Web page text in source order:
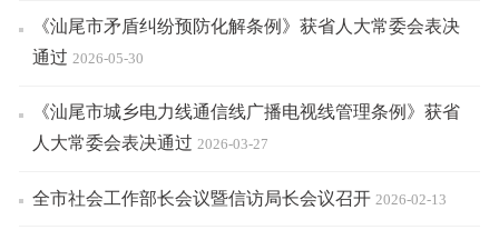
《汕尾市矛盾纠纷预防化解条例》获省人大常委会表决
通过 2026-05-30
《汕尾市城乡电力线通信线广播电视线管理条例》获省
人大常委会表决通过 2026-03-27
全市社会工作部长会议暨信访局长会议召开 2026-02-13